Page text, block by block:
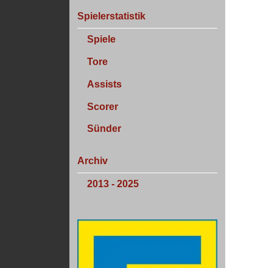
Spielerstatistik
Spiele
Tore
Assists
Scorer
Sünder
Archiv
2013 - 2025